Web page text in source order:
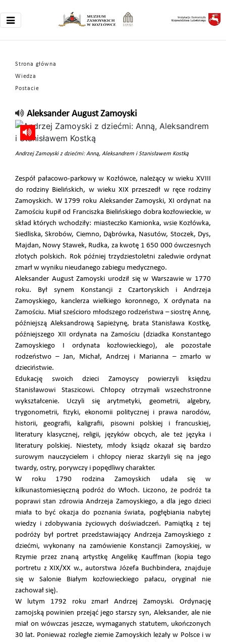
Strona główna
Wiedza
Postacie
Aleksander August Zamoyski
Andrzej Zamoyski z dziećmi: Anną, Aleksandrem i Stanisławem Kostką
Zespół pałacowo-parkowy w Kozłówce, należący w wieku XVIII
do rodziny Bielińskich, w wieku XIX przeszedł w ręce rodziny
Zamoyskich. W 1799 roku Aleksander Zamoyski, XI ordynat na
Zamościu kupił od Franciszka Bielińskiego dobra kozłowieckie, w
skład których wchodziły: miasteczko Kamionka, wsie Kozłówka,
Siedliska, Skrobów, Ciemno, Dąbrówka, Nasutów, Stoczek, Dys,
Majdan, Nowy Stawek, Rudka, za kwotę 1 650 000 ówczesnych
złotych polskich. Rok później trzydziestoletni zaledwie ordynat
zmarł w wyniku nieudanego zabiegu medycznego.
Aleksander August Zamoyski urodził się w Warszawie w 1770
roku. Był synem Konstancji z Czartoryskich i Andrzeja
Zamoyskiego, kanclerza wielkiego koronnego, X ordynata na
Zamościu. Miał sześcioro młodszego rodzeństwa – siostrę Annę,
późniejszą Aleksandrową Sapieżynę, brata Stanisława Kostkę,
późniejszego XII ordynata na Zamościu (dziadka Konstantego
Zamoyskiego I ordynata kozłowieckiego), ale pozostałe
rodzeństwo – Jan, Michał, Andrzej i Marianna – zmarło w
dzieciństwie.
Edukację swoich dzieci Zamoyscy powierzyli księdzu
Stanisławowi Staszicowi. Chłopcy otrzymali wszechstronne
wykształcenie. Uczyli się arytmetyki, geometrii, algebry,
trygonometrii, fizyki, ekonomii politycznej i prawa narodów,
historii, geografii, kaligrafii, pisowni polskiej i francuskiej,
literatury klasycznej, religii, języków obcych, ale też języka i
literatury polskiej. Niestety, młody ksiądz okazał się bardzo
surowym nauczycielem i chłopcy nieraz skarżyli się na jego
twardy, ostry, porywczy i popędliwy charakter.
W roku 1790 rodzina Zamoyskich udała się w
kilkunastomiesięczną podróż do Włoch. Liczono, że podróż ta
poprawi stan zdrowia Andrzeja Zamoyskiego, a dla jego dzieci
miała to być okazja do poznania świata, pogłębiania nabytej
wiedzy i zdobywania życiowych doświadczeń. Pamiątką z tej
podróży był portret przedstawiający Andrzeja Zamoyskiego z
dziećmi, wykonany na zamówienie Konstancji Zamoyskiej, w
Rzymie przez znaną artystkę Angelikę Kauffman (kopia tego
portretu z XIX/XX w., autorstwa Józefa Buchbindera, znajduje
się w Salonie Białym kozłowieckiego pałacu, oryginał nie
zachował się).
W lutym 1792 roku zmarł Andrzej Zamoyski. Ordynację
zamojską powinien przejąć jego starszy syn, Aleksander, ale nie
miał on wówczas jeszcze, wymaganych statutem, ukończonych
30 lat. Ponieważ rozległe ziemie Zamoyskich leżały w Polsce i w